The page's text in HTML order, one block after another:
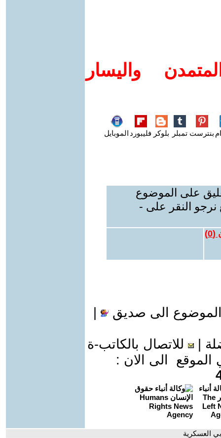
واليسار
بنترست تمبلر بلوكر فليبورد الموبايل
على الموضوع
نرجو النقر على -
(
0
)
الى صديق
للاتصال بالكاتب-ة
الى الان :
العسكرية